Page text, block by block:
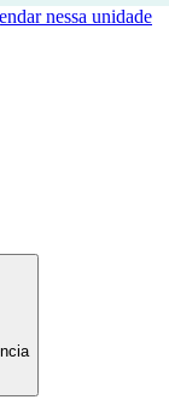
nessa unidade